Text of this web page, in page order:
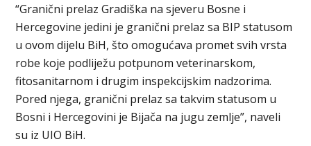
“Granični prelaz Gradiška na sjeveru Bosne i
Hercegovine jedini je granični prelaz sa BIP statusom
u ovom dijelu BiH, što omogućava promet svih vrsta
robe koje podliježu potpunom veterinarskom,
fitosanitarnom i drugim inspekcijskim nadzorima.
Pored njega, granični prelaz sa takvim statusom u
Bosni i Hercegovini je Bijača na jugu zemlje”, naveli
su iz UIO BiH.